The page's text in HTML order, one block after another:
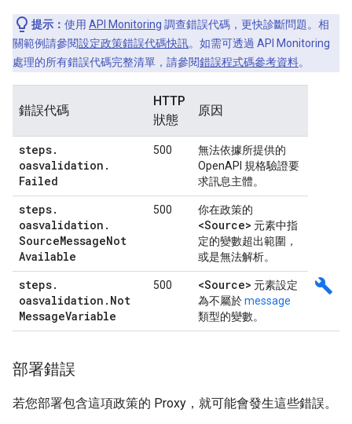
提示： 使用 API Monitoring 調查錯誤代碼，更快診斷問題。相
關範例請參閱設定政策錯誤代碼快訊。如需可透過 API Monitoring
處理的所有錯誤代碼完整清單，請參閱錯誤程式碼參考資料。
錯誤代碼
HTTP
狀態
原因
steps.
oasvalidation .
Failed
500
無法依據所提供的
OpenAPI 規格驗證要
求訊息主體。
steps.
oasvalidation .
SourceMessageNot
Available
500 你在政策的
<Source> 元素中指
定的變數超出範圍，
或是無法解析。
steps.
oasvalidation . Not
MessageVariable
500 <Source> 元素設定
為不屬於message
類型的變數。
build
部署錯誤
若您部署包含這項政策的 Proxy，就可能會發生這些錯誤。